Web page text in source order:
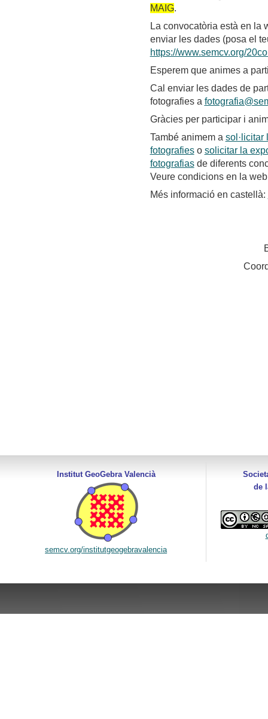
MAIG.
La convocatòria està en la
enviar les dades (posa el
https://www.semcv.org/
Esperem que animes a
Cal enviar les dades de
fotografies a
Gràcies per participar i
També animem a sol·licitar
fotografieso solicitar la
fotografiasde diferents
Veure condicions en la
Més informació en castellà:
Institut GeoGebra Valencià
semcv.org/institutgeogebravalencia
de